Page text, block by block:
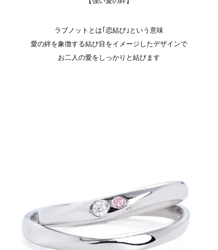
ラブノットとは｢恋結び｣という意味
愛の絆を象徴する結び目をイメージしたデザインで
お二人の愛をしっかりと結びます